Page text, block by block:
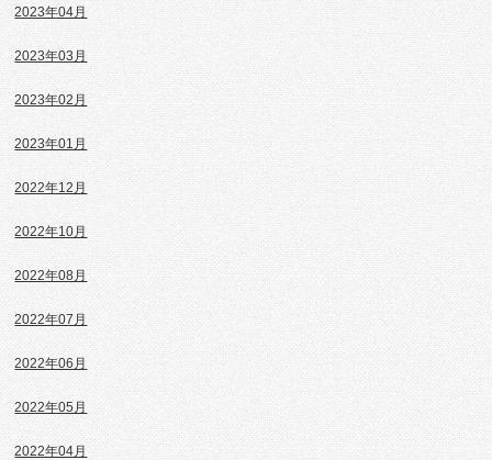
2023年04月
2023年03月
2023年02月
2023年01月
2022年12月
2022年10月
2022年08月
2022年07月
2022年06月
2022年05月
2022年04月